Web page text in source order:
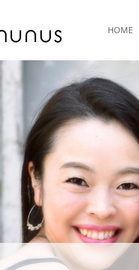
HOME